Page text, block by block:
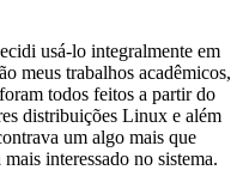
usá-lo integralmente em
meus trabalhos acadêmicos,
todos feitos a partir do
distribuições Linux e além
um algo mais que
interessado no sistema.